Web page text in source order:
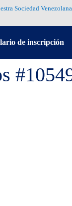
Sociedad
de inscripción